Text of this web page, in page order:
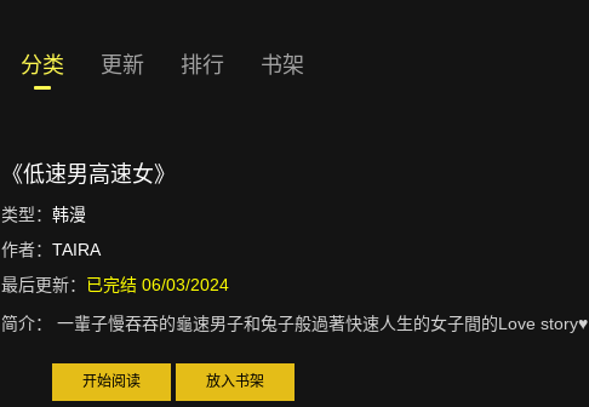
分类 更新 排行 书架
《低速男高速女》
类型： 韩漫
作者： TAIRA
最后更新： 已完结 06/03/2024
简介：
一輩子慢吞吞的龜速男子和兔子般過著快速人生的女子間的Love story♥
开始阅读 放入书架